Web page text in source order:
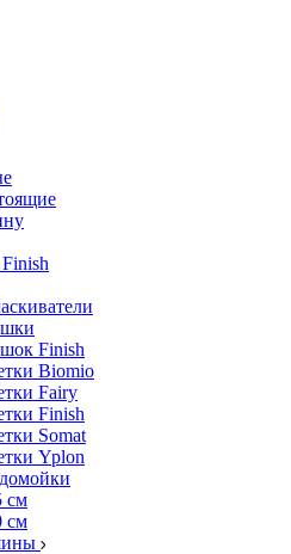
Finish
Biomio
Fairy
Finish
Somat
Yplon
см
см